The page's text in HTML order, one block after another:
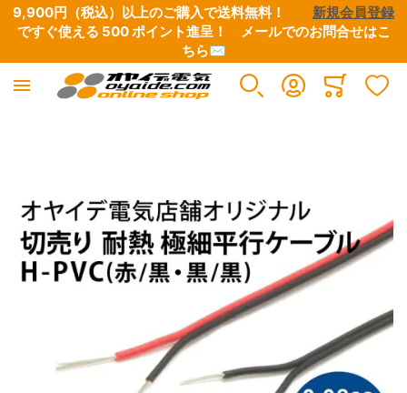
9,900円（税込）以上のご購入で送料無料！ 新規会員登録
ですぐ使える 500 ポイント進呈！ メールでのお問合せはこ
ちら✉